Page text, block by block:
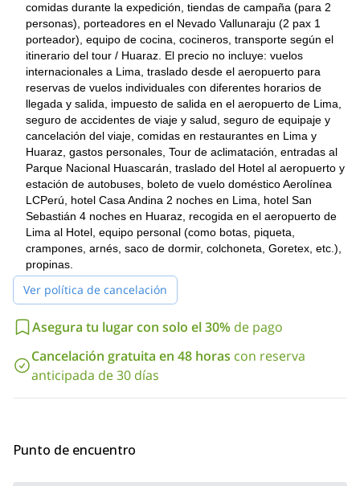
El día 3 será el día en que alcancemos la cumbre del Nevado
Copa. Partiremos alrededor de la 1:30 a.m., escalando durante
aproximadamente 7 horas. Después de disfrutar de las
hipnotizantes vistas desde la cima y respirar el aire más fresco,
comenzaremos nuestro descenso de regreso alAlto
Campamento 1,el cual tomará aproximadamente 3 horas.
Luego, tomaremos un merecido descanso, antes de continuar
hacia elCampamento Base.
En nuestro último día, disfrutaremos de una caminata de 5 horas
desde el Campamento Basede regreso a Vicos, donde nuestro
vehículo estará esperando para llevarnos a Huaraz . Alrededor de
las 4:00 p.m. estaremos llegando a Huarazy dejándote de vuelta
en tu hotel.
Si deseas unirte a esta expedición, solo envíame una solicitud.
Sería un placer guiarte en este paraíso de montañismo.
También guío este
días, si estás buscando otra aventura.
comidas durante la expedición, tiendas de campaña (para 2
personas), porteadores en el Nevado Vallunaraju (2 pax 1
porteador), equipo de cocina, cocineros, transporte según el
itinerario del tour / Huaraz. El precio no incluye: vuelos
internacionales a Lima, traslado desde el aeropuerto para
reservas de vuelos individuales con diferentes horarios de
llegada y salida, impuesto de salida en el aeropuerto de Lima,
seguro de accidentes de viaje y salud, seguro de equipaje y
cancelación del viaje, comidas en restaurantes en Lima y
Huaraz, gastos personales, Tour de aclimatación, entradas al
Parque Nacional Huascarán, traslado del Hotel al aeropuerto y
estación de autobuses, boleto de vuelo doméstico Aerolínea
LCPerú, hotel Casa Andina 2 noches en Lima, hotel San
Sebastián 4 noches en Huaraz, recogida en el aeropuerto de
Lima al Hotel, equipo personal (como botas, piqueta,
crampones, arnés, saco de dormir, colchoneta, Goretex, etc.),
propinas.
Ver política de cancelación
Asegura tu lugar con solo el 30% de pago
Cancelación gratuita en 48 horas con reserva
anticipada de 30 días
Punto de encuentro